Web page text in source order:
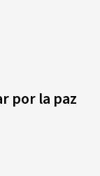
por la paz